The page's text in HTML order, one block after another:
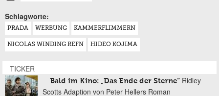
Schlagworte:
PRADA WERBUNG KAMMERFLIMMERN
NICOLAS WINDING REFN HIDEO KOJIMA
TICKER
Bald im Kino: „Das Ende der Sterne“ Ridley
Scotts Adaption von Peter Hellers Roman